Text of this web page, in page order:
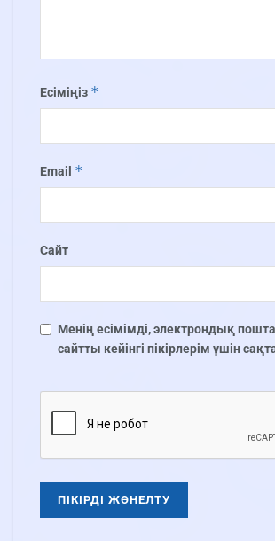
Есіміңіз *
Email *
Сайт
Менің есімімді, электрондық
сайтты кейінгі пікірлерім үшін